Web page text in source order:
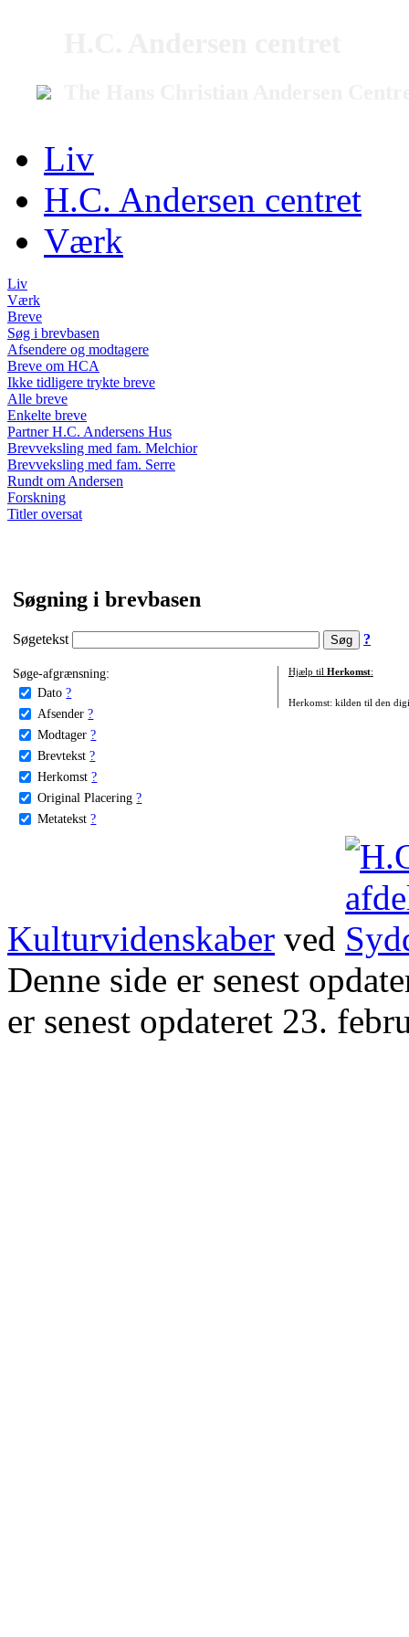
Liv
H.C. Andersen centret
Værk
Liv
Værk
Breve
Søg i brevbasen
Afsendere og modtagere
Breve om HCA
Ikke tidligere trykte breve
Alle breve
Enkelte breve
Partner H.C. Andersens Hus
Brevveksling med fam. Melchior
Brevveksling med fam. Serre
Rundt om Andersen
Forskning
Titler oversat
Søgning i brevbasen
Søgetekst ?
Søge-afgrænsning:
Dato ?
Afsender ?
Modtager ?
Brevtekst ?
Herkomst ?
Original Placering ?
Metatekst ?
Hjælp til Herkomst:
Herkomst: kilden til den
Kulturvidenskaber ved
Denne side er senest
er senest opdateret 23.